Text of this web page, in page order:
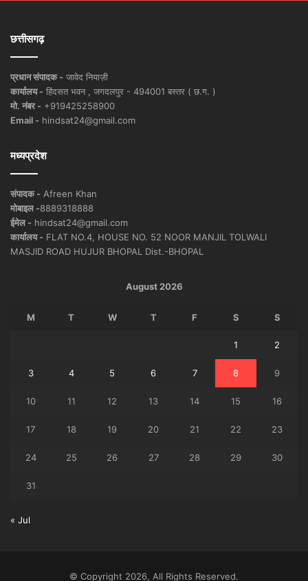
छत्तीसगढ़
प्रधान संपादक - जावेद नियाज़ी
कार्यालय - हिंदसत भवन , जगदलपुर - 494001 बस्तर ( छ.ग. )
मो. नंबर - +919425258900
Email - hindsat24@gmail.com
मध्यप्रदेश
संपादक - Afreen Khan
मोबाइल -8889318888
ईमेल - hindsat24@gmail.com
कार्यालय - FLAT NO.4, HOUSE NO. 52 NOOR MANJIL TOLWALI
MASJID ROAD HUJUR BHOPAL Dist.-BHOPAL
August 2026
M T W T F S S
1 2
3 4 5 6 7 8 9
10 11 12 13 14 15 16
17 18 19 20 21 22 23
24 25 26 27 28 29 30
31
« Jul
© Copyright 2026, All Rights Reserved.